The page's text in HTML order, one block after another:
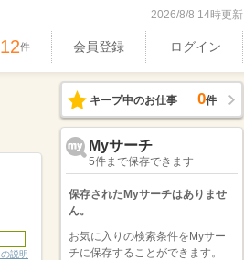
2026/8/8 14時更新
件 会員登録 ログイン
説明
キープ中のお仕事 0件
Myサーチ
5件まで保存できます
保存されたMyサーチはありませ
ん。
お気に入りの検索条件をMyサー
チに保存することができます。